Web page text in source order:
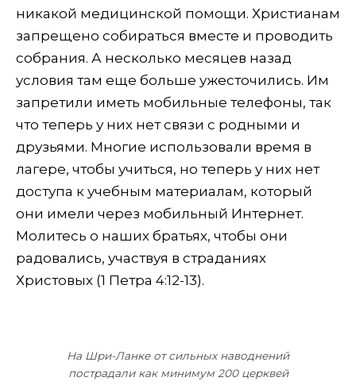
никакой медицинской помощи. Христианам
запрещено собираться вместе и проводить
собрания. А несколько месяцев назад
условия там еще больше ужесточились. Им
запретили иметь мобильные телефоны, так
что теперь у них нет связи с родными и
друзьями. Многие использовали время в
лагере, чтобы учиться, но теперь у них нет
доступа к учебным материалам, который
они имели через мобильный Интернет.
Молитесь о наших братьях, чтобы они
радовались, участвуя в страданиях
Христовых (1 Петра 4:12-13).
На Шри-Ланке от сильных наводнений
пострадали как минимум 200 церквей